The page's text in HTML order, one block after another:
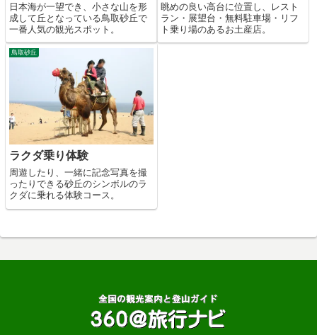
日本海が一望でき、小さな山を形
成して丘となっている鳥取砂丘で
一番人気の観光スポット。
眺めの良い高台に位置し、レスト
ラン・展望台・無料駐車場・リフ
ト乗り場のあるお土産店。
鳥取砂丘
ラクダ乗り体験
周遊したり、一緒に記念写真を撮
ったりできる砂丘のシンボルのラ
クダに乗れる体験コース。